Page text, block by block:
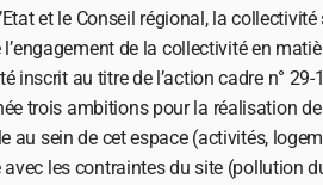
et le Conseil régional, la
de la collectivité en
inscrit au titre de l’action cadre n° 29-
trois ambitions pour la réalisation
au sein de cet espace (activités,
les contraintes du site (pollution